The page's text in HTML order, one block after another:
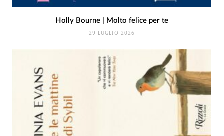
Holly Bourne | Molto felice per te
29 LUGLIO 2026